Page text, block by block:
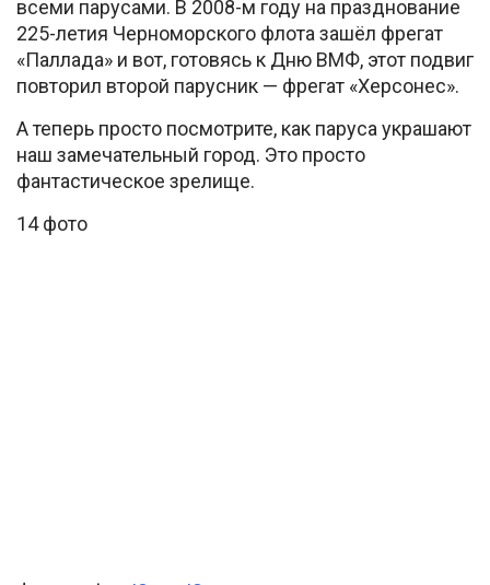
всеми парусами. В 2008-м году на празднование
225-летия Черноморского флота зашёл фрегат
«Паллада» и вот, готовясь к Дню ВМФ, этот подвиг
повторил второй парусник — фрегат «Херсонес».
А теперь просто посмотрите, как паруса украшают
наш замечательный город. Это просто
фантастическое зрелище.
14 фото